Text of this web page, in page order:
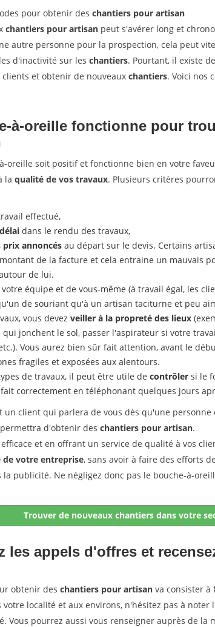
pour obtenir des chantiers pour artisan
chantiers pour artisan peut s'avérer long et
autre personne pour la prospection, cela peut
d'inactivité sur les chantiers. Pourtant, il existe
et obtenir de nouveaux chantiers. Voici nos
à-oreille fonctionne pour
oreille soit positif et fonctionne bien en votre
la qualité de vos travaux. Plusieurs critères
effectué,
dans le rendu des travaux,
prix annoncés au départ sur le devis. Certains
de la facture et cela entraine un mauvais
de lui.
équipe et de vous-même (à travail égal, les
de souriant qu'à un artisan taciturne et peu
vous devez veiller à la propreté des lieux
jonchent le sol, passer l'aspirateur si votre
Vous aurez bien sûr fait attention, avant le
fragiles et exposées aux alentours.
de travaux, il peut être utile de contrôler si le
correctement en téléphonant quelques jours
un client qui parlera de vous dès qu'une
d'obtenir des chantiers pour artisan.
et en offrant un service de qualité à vos
votre entreprise, sans avoir à faire des efforts
publicité. Ne négligez donc pas le bouche-à-
Trouver de nouveaux chantiers dans votre
les appels d'offres et
obtenir des chantiers pour artisan va consister à
localité et aux environs, n'hésitez pas à noter
Vous pourrez aussi vous renseigner auprès de la